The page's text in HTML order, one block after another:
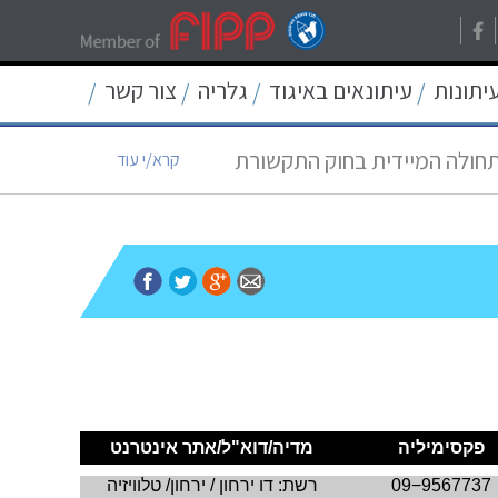
/ עיתונאים באיגוד / גלריה / צור קשר / בישראל קרא/י עוד
המיידית בחוק התקשורת קרא/י עוד
העיתונאי קרא/י עוד
פקסימיליה
מדיה/דוא"ל/אתר אינטרנט
09−9567737
רשת: דו ירחון / ירחון/ טלוויזיה